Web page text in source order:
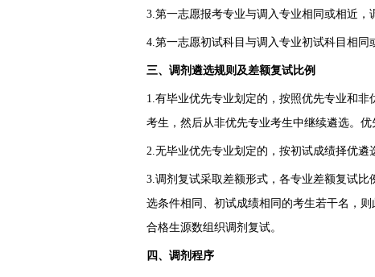
3.第一志愿报考专业与调入专业相同或相近，
4.第一志愿初试科目与调入专业初试科目相同
三、调剂遴选规则及差额复试比例
1.有毕业优先专业划定的，按照优先专业和
考生，然后从非优先专业考生中继续遴选。
2.无毕业优先专业划定的，按初试成绩择优遴
3.调剂复试采取差额形式，各专业差额复试
选条件相同、初试成绩相同的考生若干名，
合格生源数组织调剂复试。
四、调剂程序